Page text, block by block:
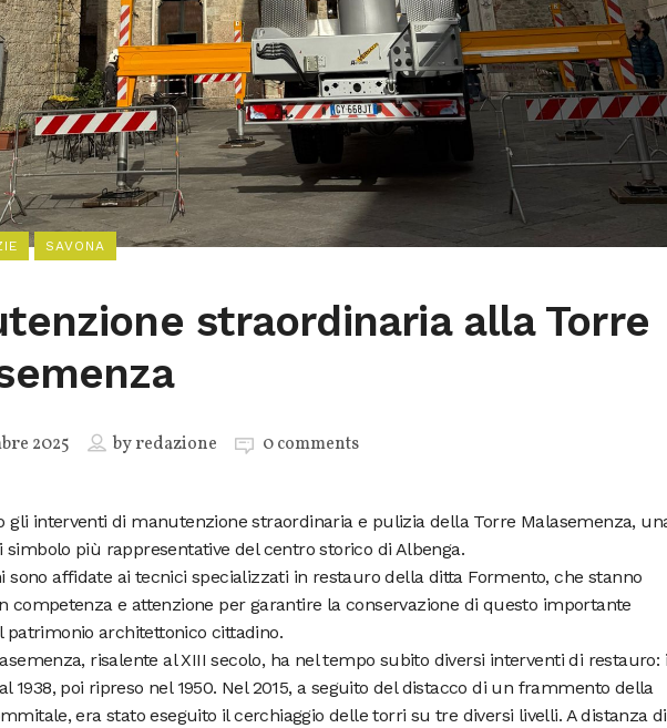
SAVONA
straordinaria alla Torre
2025 byredazione 0 comments
gli interventi di manutenzione straordinaria e pulizia della Torre Malasemenza,
più rappresentative del centro storico di Albenga.
sono affidate ai tecnici specializzati in restauro della ditta Formento, che stanno
competenza e attenzione per garantire la conservazione di questo importante
patrimonio architettonico cittadino.
risalente al XIII secolo, ha nel tempo subito diversi interventi di restauro:
1938, poi ripreso nel 1950. Nel 2015, a seguito del distacco di un frammento della
era stato eseguito il cerchiaggio delle torri su tre diversi livelli. A distanza di